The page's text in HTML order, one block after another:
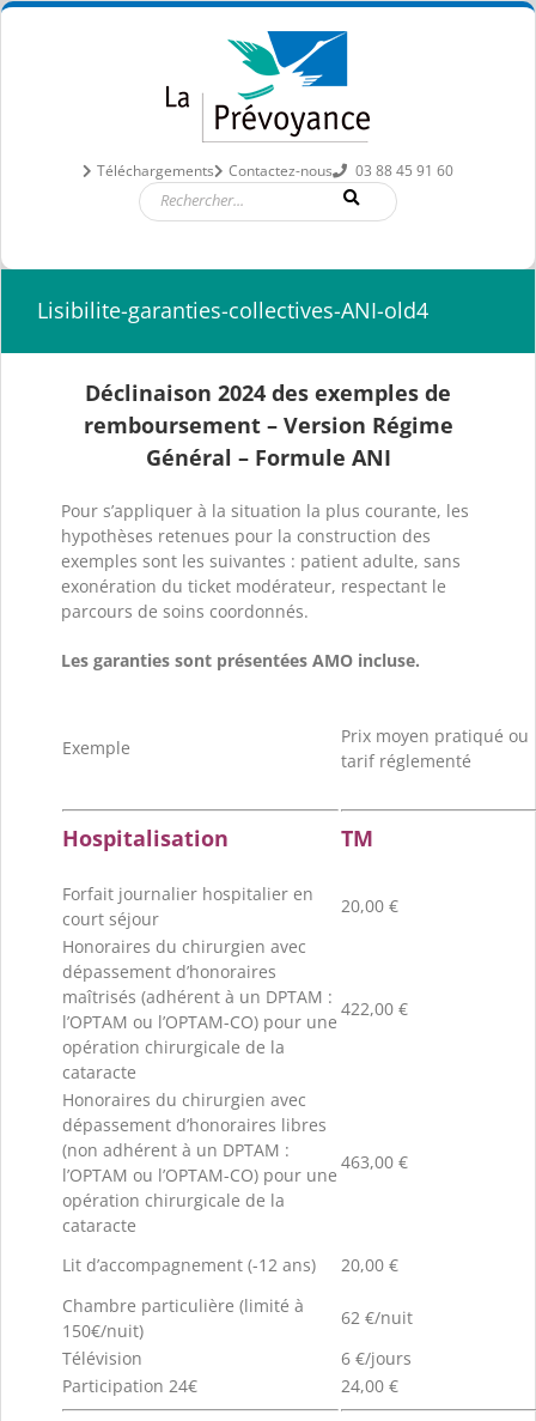
Passer
Téléchargements Contactez-nous 03 88 45 91 60
Lisibilite-garanties-collectives-ANI-old4
Déclinaison 2024 des exemples de
remboursement – Version Régime
Général – Formule ANI
Pour s’appliquer à la situation la plus courante, les
hypothèses retenues pour la construction des
exemples sont les suivantes : patient adulte, sans
exonération du ticket modérateur, respectant le
parcours de soins coordonnés.
Les garanties sont présentées AMO incluse.
Exemple
Prix moyen pratiqué ou
tarif réglementé
Hospitalisation TM
Forfait journalier hospitalier en
court séjour
20,00 €
Honoraires du chirurgien avec
dépassement d’honoraires
maîtrisés (adhérent à un DPTAM :
l’OPTAM ou l’OPTAM-CO) pour une
opération chirurgicale de la
cataracte
422,00 €
Honoraires du chirurgien avec
dépassement d’honoraires libres
(non adhérent à un DPTAM :
l’OPTAM ou l’OPTAM-CO) pour une
opération chirurgicale de la
cataracte
463,00 €
Lit d’accompagnement (-12 ans)
20,00 €
Chambre particulière (limité à
150€/nuit)
62 €/nuit
Télévision
6 €/jours
Participation 24€
24,00 €